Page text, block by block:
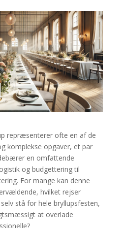
repræsenterer ofte en af de
komplekse opgaver, et par
en omfattende
og budgettering til
For mange kan denne
hvilket rejser
stå for hele bryllupsfesten,
at overlade